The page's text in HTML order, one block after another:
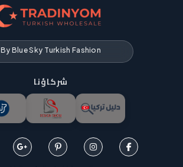
By Blue Sky Turkish Fashion
شركاؤنا